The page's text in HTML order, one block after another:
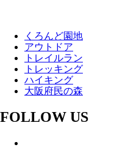
くろんど園地
アウトドア
トレイルラン
トレッキング
ハイキング
大阪府民の森
FOLLOW US